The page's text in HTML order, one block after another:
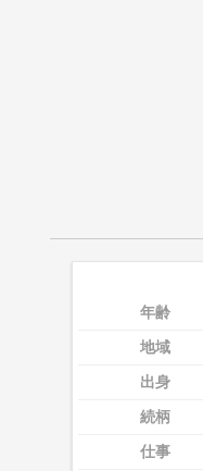
年齢
地域
出身
続柄
仕事